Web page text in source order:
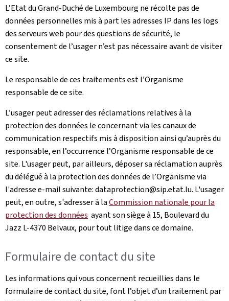
L’Etat du Grand-Duché de Luxembourg ne récolte pas de
données personnelles mis à part les adresses IP dans les logs
des serveurs web pour des questions de sécurité, le
consentement de l’usager n’est pas nécessaire avant de visiter
ce site.
Le responsable de ces traitements est l’Organisme
responsable de ce site.
L’usager peut adresser des réclamations relatives à la
protection des données le concernant via les canaux de
communication respectifs mis à disposition ainsi qu’auprès du
responsable, en l’occurrence l’Organisme responsable de ce
site. L'usager peut, par ailleurs, déposer sa réclamation auprès
du délégué à la protection des données de l’Organisme via
l'adresse e-mail suivante: dataprotection@sip.etat.lu. L'usager
peut, en outre, s'adresser à laCommission nationale pour la
protection des données ayant son siège à 15, Boulevard du
Jazz L-4370 Belvaux, pour tout litige dans ce domaine.
Formulaire de contact du site
Les informations qui vous concernent recueillies dans le
formulaire de contact du site, font l’objet d’un traitement par